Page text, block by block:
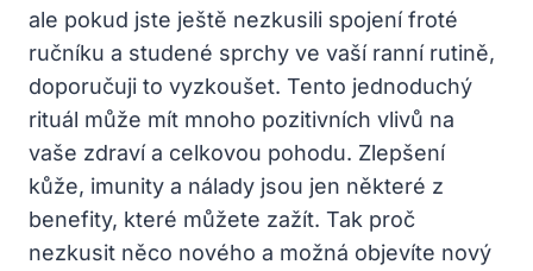
ale pokud jste ještě nezkusili spojení froté
ručníku a studené sprchy ve vaší ranní rutině,
doporučuji to vyzkoušet. Tento jednoduchý
rituál může mít mnoho pozitivních vlivů na
vaše zdraví a celkovou pohodu. Zlepšení
kůže, imunity a nálady jsou jen některé z
benefity, které můžete zažít. Tak proč
nezkusit něco nového a možná objevíte nový